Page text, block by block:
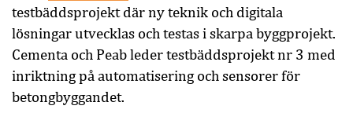
testbäddsprojekt där ny teknik och digitala
lösningar utvecklas och testas i skarpa byggprojekt.
Cementa och Peab leder testbäddsprojekt nr 3 med
inriktning på automatisering och sensorer för
betongbyggandet.